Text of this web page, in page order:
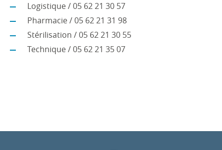
Logistique / 05 62 21 30 57
Pharmacie / 05 62 21 31 98
Stérilisation / 05 62 21 30 55
Technique / 05 62 21 35 07